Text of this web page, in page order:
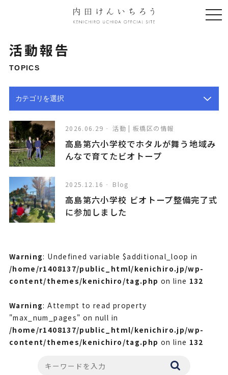
活動報告
TOPICS
2026.06.29 活動 | 板橋区の情報
高島第六小学校でホタルが舞う――地域み
んなで育てたビオトープ
2025.12.16 Blog
高島第六小学校 ビオトープ整備完了式
に参加しました
Warning: Undefined variable $additional_loop in
/home/r1408137/public_html/kenichiro.jp/wp-
content/themes/kenichiro/tag.php on line 132
Warning: Attempt to read property
"max_num_pages" on null in
/home/r1408137/public_html/kenichiro.jp/wp-
content/themes/kenichiro/tag.php on line 132